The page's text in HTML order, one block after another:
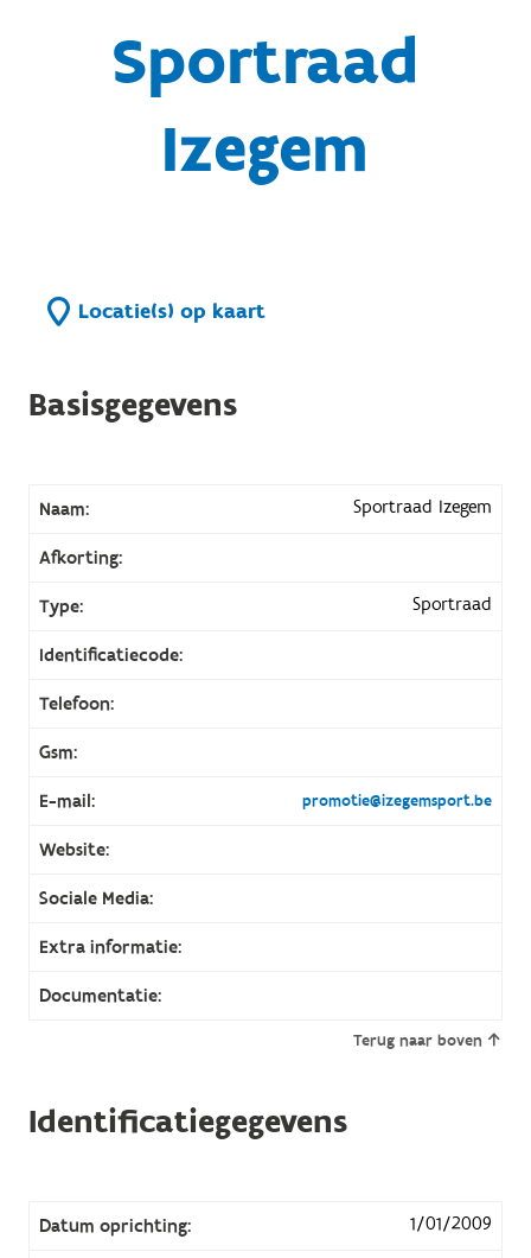
Sportraad
Izegem
Locatie(s) op kaart
Basisgegevens
Naam: Sportraad Izegem
Afkorting:
Type: Sportraad
Identificatiecode:
Telefoon:
Gsm:
E-mail: promotie@izegemsport.be
Website:
Sociale Media:
Extra informatie:
Documentatie:
Terug naar boven
Identificatiegegevens
Datum oprichting: 1/01/2009